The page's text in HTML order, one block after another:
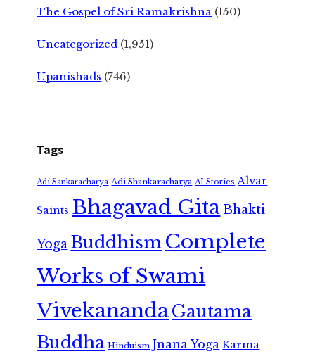
The Gospel of Sri Ramakrishna (150)
Uncategorized (1,951)
Upanishads (746)
Tags
Adi Sankaracharya Adi Shankaracharya AI Stories Alvar
Saints Bhagavad GitaBhakti
Yoga Buddhism Complete
Works of Swami
VivekanandaGautama
Buddha Hinduism Jnana Yoga Karma